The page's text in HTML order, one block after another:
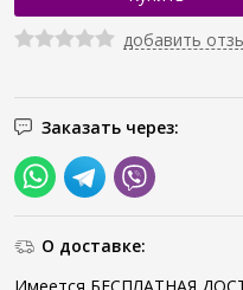
добавить
Заказать через:
О доставке: